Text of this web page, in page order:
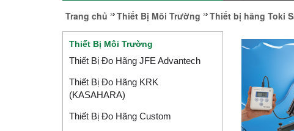
Trang chủ Thiết Bị Môi Trường Thiết bị hãng Toki
Thiết Bị Môi Trường
Thiết Bị Đo Hãng JFE Advantech
Thiết Bị Đo Hãng KRK
(KASAHARA)
Thiết Bị Đo Hãng Custom